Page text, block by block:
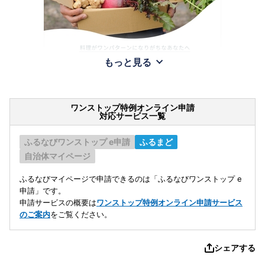
もっと見る
ワンストップ特例オンライン申請
対応サービス一覧
ふるなびワンストップ e申請
ふるまど
自治体マイページ
ふるなびマイページで申請できるのは「ふるなびワンストップ e
申請」です。
申請サービスの概要はワンストップ特例オンライン申請サービス
のご案内をご覧ください。
シェアする